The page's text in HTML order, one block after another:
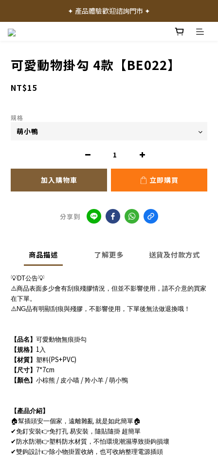
✦ 加入會員就送 50 元購物禮金 ✦
✦ 產品體驗歡迎諮詢門市 ✦
可愛動物掛勾 4款【BE022】
NT$15
規格
加入購物車 立即購買
分享到
商品描述 了解更多 送貨及付款方式
💡DT公告💡
⚠️商品表面多少會有刮痕殘膠情況，但並不影響使用，請不介意的買家
在下單。
⚠️NG品有明顯刮痕與殘膠，不影響使用，下單後無法做退換哦！
【品名】 可愛動物無痕掛勾
【規格】 1 入
【材質】 塑料(PS+PVC)
【尺寸】 7*7cm
【顏色】 小棕熊 / 皮小喵 / 羚小羊 / 萌小鴨
【產品介紹】
🏠幫插頭安一個家，遠離雜亂 就是如此簡單🏠
✔免釘安裝👉免打孔 易安裝，隨貼隨掛 超簡單
✔防水防潮👉塑料防水材質，不怕環境潮濕導致掛鉤損壞
✔雙鉤設計👉除小物掛置收納，也可收納整理電源插頭